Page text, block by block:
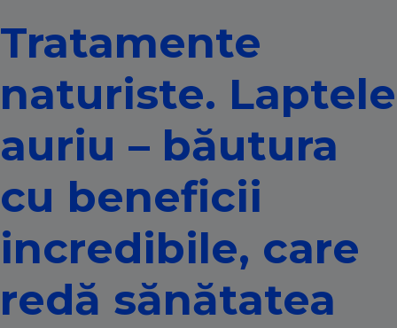
Tratamente
naturiste. Laptele
auriu – băutura
cu beneficii
incredibile, care
redă sănătatea